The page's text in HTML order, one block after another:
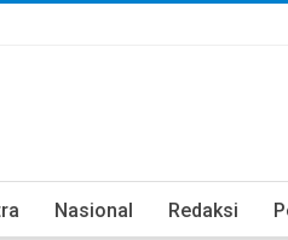
Nasional Redaksi